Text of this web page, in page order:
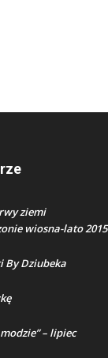
ziemi
wiosna-lato 2015
By Dziubeka
– lipiec